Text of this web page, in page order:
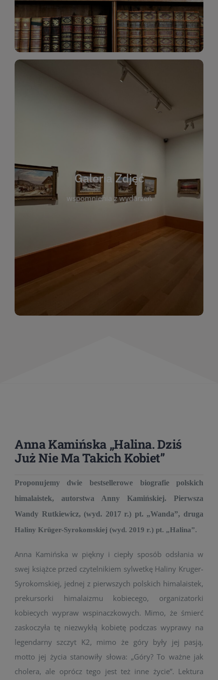
Katalog Zbiorów
Galeria Zdjęć
wspomnienia z wydarzeń
Galeria Zdjęć
wspomnienia z wydarzeń, spotkań i projektów
którym można zobaczyć, jak żyje nasza biblioteka
i jej społeczność. Zdjęcia dokumentują zarówno
uroczyste chwile, jak i codzienne aktywności
czytelników. Regularnie dodajemy nowe galerie,
by każdy mógł powrócić do wyjątkowych
momentów. Zapraszamy do obejrzenia,
wspominania i inspirowania się!
Anna Kamińska „Halina. Dziś
Już Nie Ma Takich Kobiet”
Proponujemy dwie bestsellerowe biografie polskich
himalaistek, autorstwa Anny Kamińskiej. Pierwsza
Wandy Rutkiewicz, (wyd. 2017 r.) pt. „Wanda”, druga
Haliny Krüger-Syrokomskiej (wyd. 2019 r.) pt. „Halina”.
Anna Kamińska w piękny i ciepły sposób odsłania w
swej książce przed czytelnikiem sylwetkę Haliny Kruger-
Syrokomskiej, jednej z pierwszych polskich himalaistek,
prekursorki himalaizmu kobiecego, organizatorki
kobiecych wypraw wspinaczkowych. Mimo, że śmierć
zaskoczyła tę niezwykłą kobietę podczas wyprawy na
legendarny szczyt K2, mimo że góry były jej pasją,
motto jej życia stanowiły słowa: „Góry? To ważne jak
cholera, ale oprócz tego jest też inne życie”. Lektura